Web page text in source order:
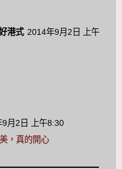
港式 2014年9月2日 上午
9月2日 上午8:30
，真的開心